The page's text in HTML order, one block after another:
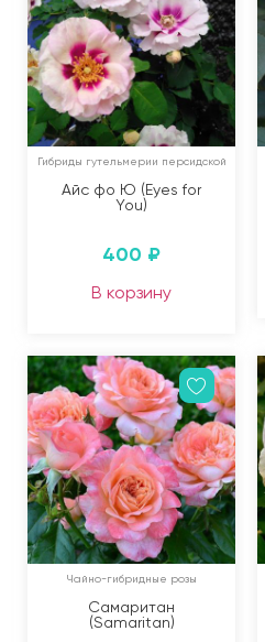
Гибриды гутельмерии персидской
Айс фо Ю (Eyes for
You)
400 ₽
В корзину
Чайно-гибридные розы
Самаритан
(Samaritan)